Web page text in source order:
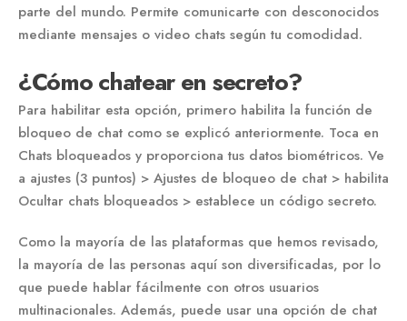
parte del mundo. Permite comunicarte con desconocidos
mediante mensajes o video chats según tu comodidad.
¿Cómo chatear en secreto?
Para habilitar esta opción, primero habilita la función de
bloqueo de chat como se explicó anteriormente. Toca en
Chats bloqueados y proporciona tus datos biométricos. Ve
a ajustes (3 puntos) > Ajustes de bloqueo de chat > ​​habilita
Ocultar chats bloqueados > establece un código secreto.
Como la mayoría de las plataformas que hemos revisado,
la mayoría de las personas aquí son diversificadas, por lo
que puede hablar fácilmente con otros usuarios
multinacionales. Además, puede usar una opción de chat